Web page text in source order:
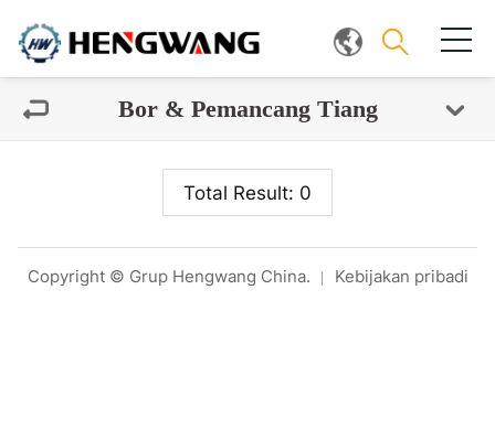
Bor & Pemancang Tiang
Total Result: 0
Copyright © Grup Hengwang China. Kebijakan pribadi